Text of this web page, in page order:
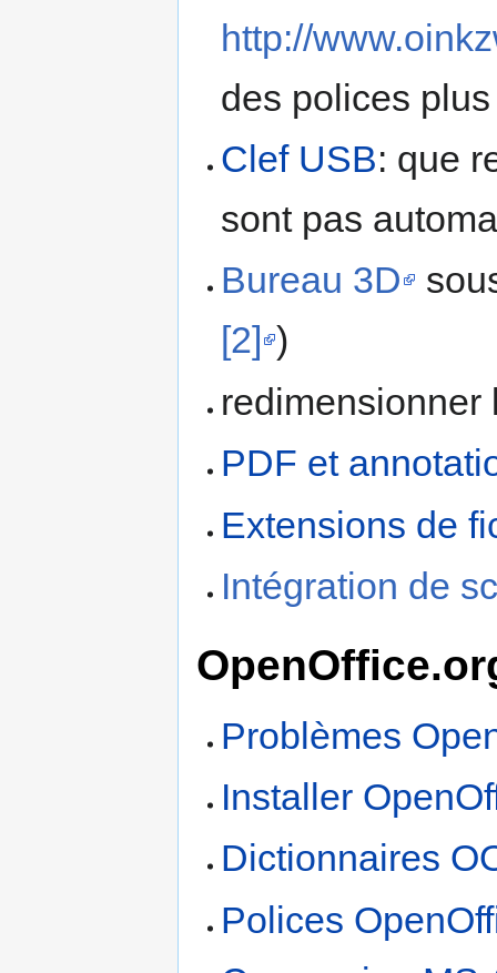
http://
des polices
Clef USB: que
sont pas
Bureau 3D
[2] )
PDF et
Extensions de
Intégration de
Problèmes
Installer
Dictionnaires
Polices